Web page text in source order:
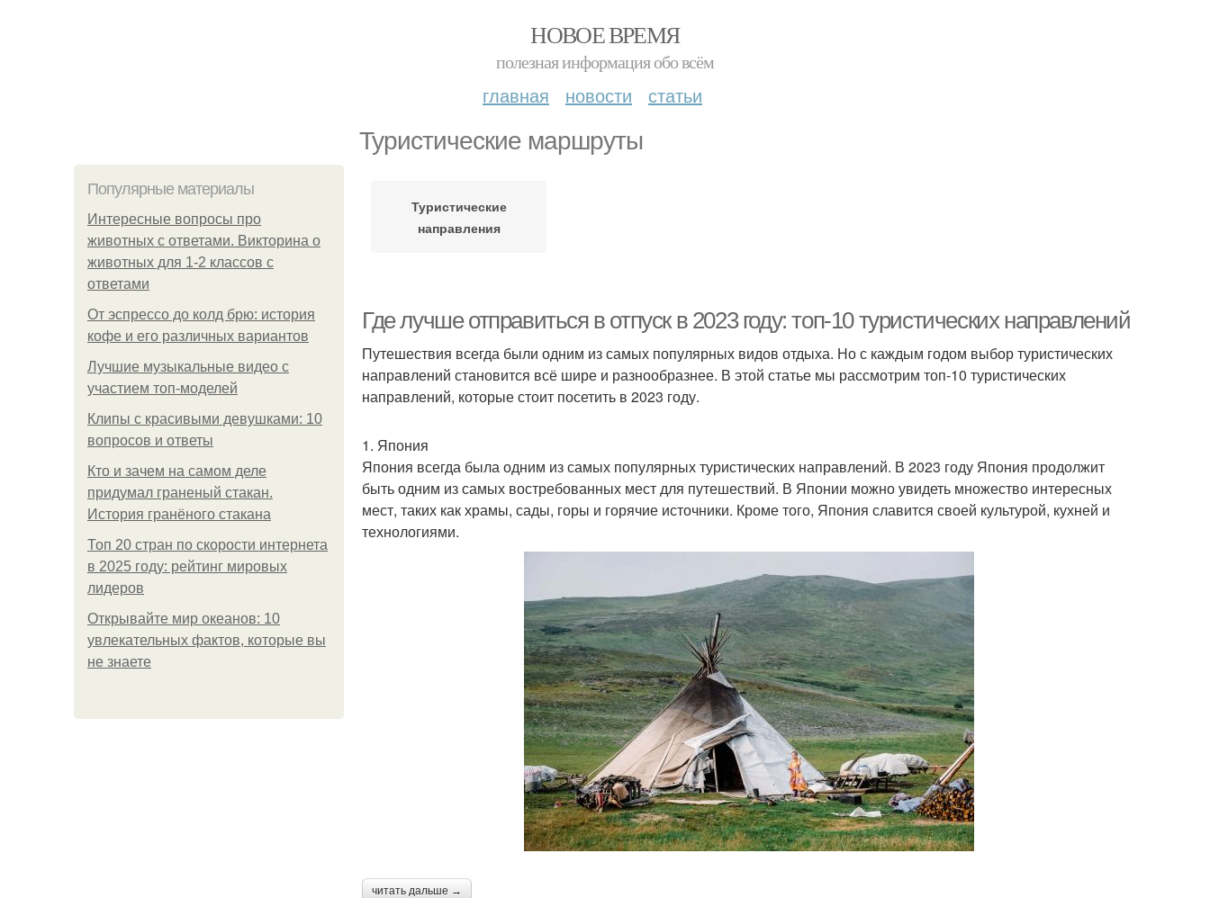
НОВОЕ ВРЕМЯ
полезная информация обо всём
главная новости статьи
Туристические маршруты
Популярные материалы
Интересные вопросы про
животных с ответами. Викторина о
животных для 1-2 классов с
ответами
От эспрессо до колд брю: история
кофе и его различных вариантов
Лучшие музыкальные видео с
участием топ-моделей
Клипы с красивыми девушками: 10
вопросов и ответы
Кто и зачем на самом деле
придумал граненый стакан.
История гранёного стакана
Топ 20 стран по скорости интернета
в 2025 году: рейтинг мировых
лидеров
Открывайте мир океанов: 10
увлекательных фактов, которые вы
не знаете
Туристические
направления
Где лучше отправиться в отпуск в 2023 году: топ-10 туристических направлений
Путешествия всегда были одним из самых популярных видов отдыха. Но с каждым годом выбор туристических
направлений становится всё шире и разнообразнее. В этой статье мы рассмотрим топ-10 туристических
направлений, которые стоит посетить в 2023 году.
1. Япония
Япония всегда была одним из самых популярных туристических направлений. В 2023 году Япония продолжит
быть одним из самых востребованных мест для путешествий. В Японии можно увидеть множество интересных
мест, таких как храмы, сады, горы и горячие источники. Кроме того, Япония славится своей культурой, кухней и
технологиями.
читать дальше →